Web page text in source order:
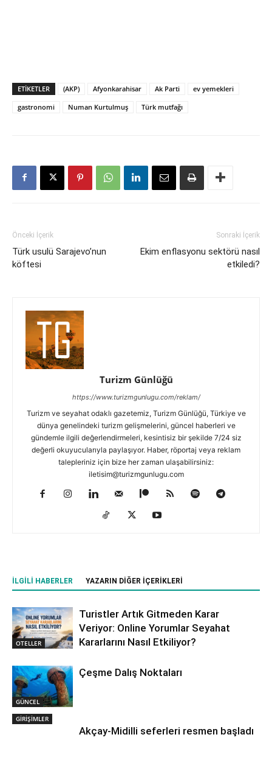
ETIKETLER (AKP) Afyonkarahisar Ak Parti
ev yemekleri
gastronomi
Numan Kurtulmuş Türk mutfağı
Önceki İçerik
Türk usulü Sarajevo’nun
köftesi
Sonraki İçerik
Ekim enflasyonu sektörü nasıl
etkiledi?
Turizm Günlüğü
https://www.turizmgunlugu.com/reklam/
Turizm ve seyahat odaklı gazetemiz, Turizm Günlüğü, Türkiye ve
dünya genelindeki turizm gelişmelerini, güncel haberleri ve
gündemle ilgili değerlendirmeleri, kesintisiz bir şekilde 7/24 siz
değerli okuyucularıyla paylaşıyor. Haber, röportaj veya reklam
talepleriniz için bize her zaman ulaşabilirsiniz:
iletisim@turizmgunlugu.com
İLGILI HABERLER YAZARIN DIĞER İÇERIKLERI
OTELLER
Turistler Artık Gitmeden Karar
Veriyor: Online Yorumlar Seyahat
Kararlarını Nasıl Etkiliyor?
GÜNCEL
Çeşme Dalış Noktaları
GİRİŞİMLER
Akçay-Midilli seferleri resmen başladı